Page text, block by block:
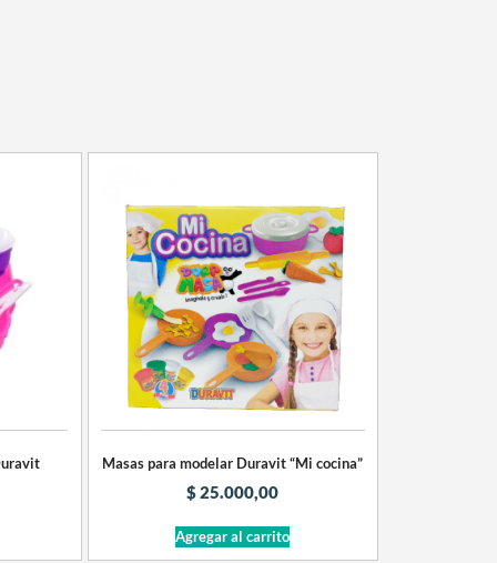
Masas para modelar Duravit “Mi cocina”
$25.000,00
Agregar al carrito